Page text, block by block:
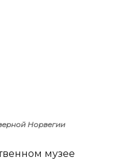
Норвегии
музее